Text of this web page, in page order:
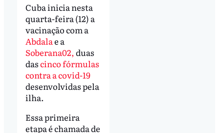
Cuba inicia nesta
quarta-feira (12) a
vacinação com a
Abdalae a
Soberana02, duas
dascinco fórmulas
contra a covid-19
desenvolvidas pela
ilha.
Essa primeira
etapa é chamada de